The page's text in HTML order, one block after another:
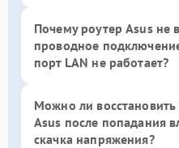
Почему роутер Asus не
проводное
порт LAN не работает?
Можно ли восстановить
Asus после попадания
скачка напряжения?